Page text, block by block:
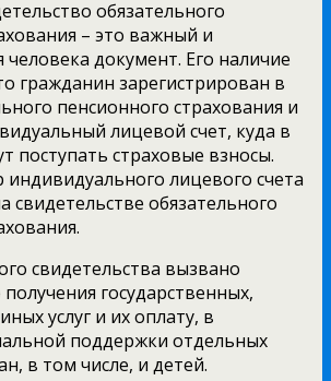
обязательного
– это важный и
документ. Его наличие
гражданин зарегистрирован в
пенсионного страхования и
лицевой счет, куда в
поступать страховые взносы.
лицевого счета
свидетельстве обязательного
свидетельства вызвано
государственных,
услуг и их оплату, в
поддержки отдельных
в том числе, и детей.